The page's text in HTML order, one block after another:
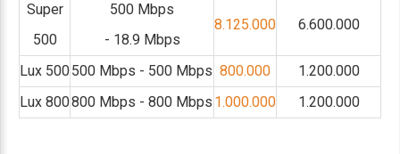
Super
500
500 Mbps
- 18.9 Mbps
8.125.000 6.600.000
Lux 500500 Mbps - 500 Mbps 800.000
1.200.000
Lux 800800 Mbps - 800 Mbps 1.000.000 1.200.000